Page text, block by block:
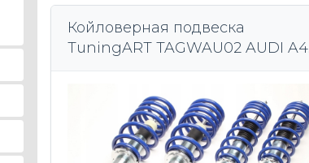
Койловерная подвеска
TuningART TAGWAU02 AUDI A4